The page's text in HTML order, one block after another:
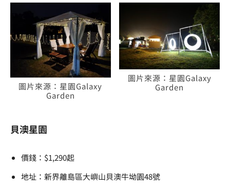
圖片來源：星園Galaxy
Garden
圖片來源：星園Galaxy
Garden
貝澳星園
價錢：$1,290起
地址：新界離島區大嶼山貝澳牛坳園48號